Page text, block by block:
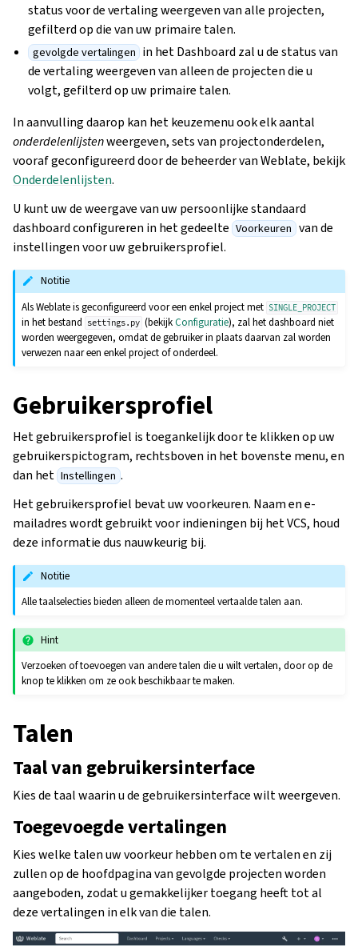
status voor de vertaling weergeven van alle projecten,
gefilterd op die van uw primaire talen.
gevolgde vertalingen in het Dashboard zal u de status van
de vertaling weergeven van alleen de projecten die u
volgt, gefilterd op uw primaire talen.
In aanvulling daarop kan het keuzemenu ook elk aantal
onderdelenlijstenweergeven, sets van projectonderdelen,
vooraf geconfigureerd door de beheerder van Weblate, bekijk
Onderdelenlijsten.
U kunt uw de weergave van uw persoonlijke standaard
dashboard configureren in het gedeelte Voorkeuren van de
instellingen voor uw gebruikersprofiel.
Notitie
Als Weblate is geconfigureerd voor een enkel project met SINGLE_PROJECT
in het bestand settings.py (bekijkConfiguratie), zal het dashboard niet
worden weergegeven, omdat de gebruiker in plaats daarvan zal worden
verwezen naar een enkel project of onderdeel.
Gebruikersprofiel
Het gebruikersprofiel is toegankelijk door te klikken op uw
gebruikerspictogram, rechtsboven in het bovenste menu, en
dan het Instellingen .
Het gebruikersprofiel bevat uw voorkeuren. Naam en e-
mailadres wordt gebruikt voor indieningen bij het VCS, houd
deze informatie dus nauwkeurig bij.
Notitie
Alle taalselecties bieden alleen de momenteel vertaalde talen aan.
Hint
Verzoeken of toevoegen van andere talen die u wilt vertalen, door op de
knop te klikken om ze ook beschikbaar te maken.
Talen
Taal van gebruikersinterface
Kies de taal waarin u de gebruikersinterface wilt weergeven.
Toegevoegde vertalingen
Kies welke talen uw voorkeur hebben om te vertalen en zij
zullen op de hoofdpagina van gevolgde projecten worden
aangeboden, zodat u gemakkelijker toegang heeft tot al
deze vertalingen in elk van die talen.